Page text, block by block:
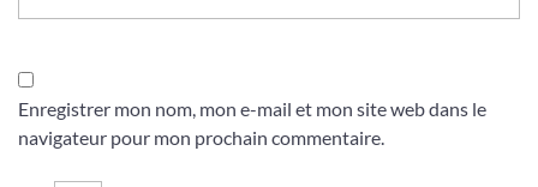
Enregistrer mon nom, mon e-mail et mon site web dans le
navigateur pour mon prochain commentaire.